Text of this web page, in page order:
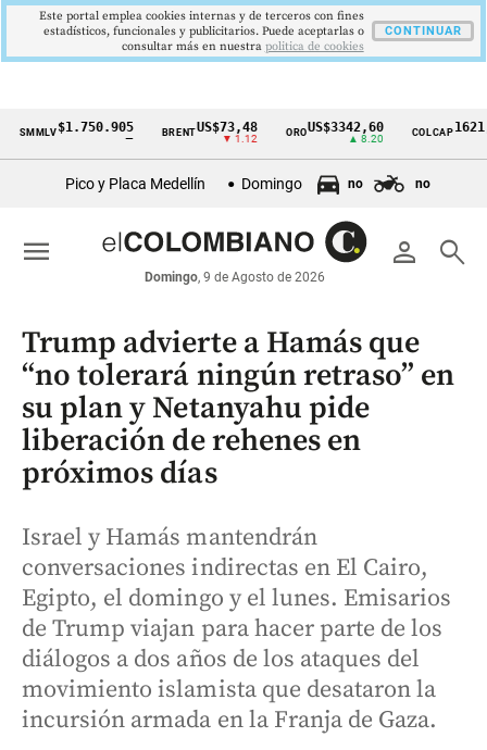
Cintillo
económicos
Colombia
$1.750.905 BRENT US$73,48
▼ 1.12
ORO US$3342,60 COLCAP1621,34
Pico y Placa Medellín Domingo no no
person search
Domingo, 9 de Agosto de 2026
menu
Trump advierte a Hamás que
“no tolerará ningún retraso” en
su plan y Netanyahu pide
liberación de rehenes en
próximos días
Israel y Hamás mantendrán
conversaciones indirectas en El Cairo,
Egipto, el domingo y el lunes. Emisarios
de Trump viajan para hacer parte de los
diálogos a dos años de los ataques del
movimiento islamista que desataron la
incursión armada en la Franja de Gaza.
Este portal emplea cookies internas y de terceros con fines
estadísticos, funcionales y publicitarios. Puede aceptarlas o
consultar más en nuestra politica de cookies
CONTINUAR